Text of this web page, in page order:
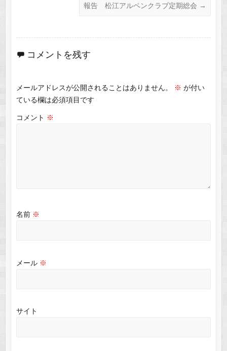
報告 松江アルペンクラブ定期総会 →
コメントを残す
メールアドレスが公開されることはありません。 ※ が付い
ている欄は必須項目です
コメント ※
名前 ※
メール ※
サイト